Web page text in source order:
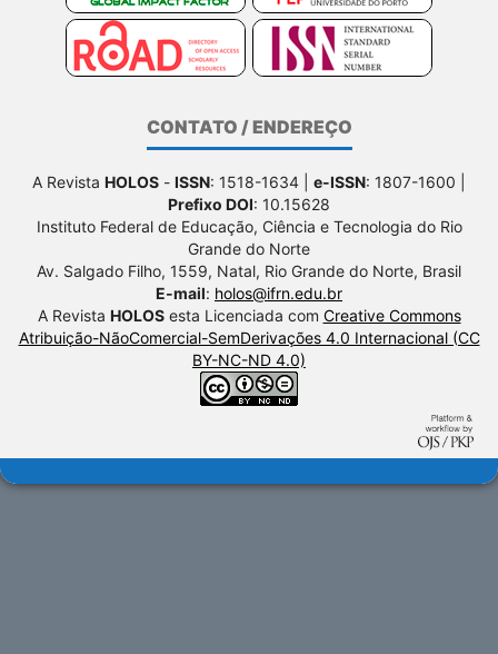
CONTATO / ENDEREÇO
A Revista HOLOS - ISSN: 1518-1634 | e-ISSN: 1807-1600 |
Prefixo DOI: 10.15628
Instituto Federal de Educação, Ciência e Tecnologia do Rio
Grande do Norte
Av. Salgado Filho, 1559, Natal, Rio Grande do Norte, Brasil
E-mail: holos@ifrn.edu.br
A Revista HOLOSesta Licenciada com Creative Commons
Atribuição-NãoComercial-SemDerivações 4.0 Internacional (CC
BY-NC-ND 4.0)